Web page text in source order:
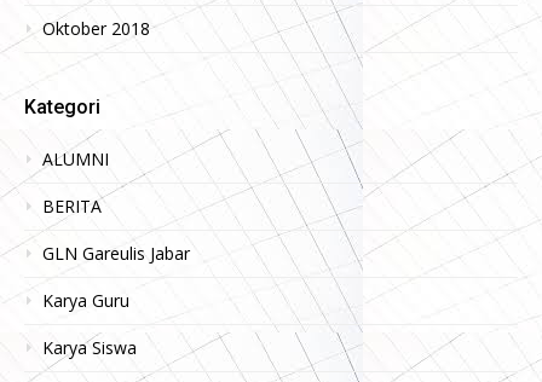
Oktober 2018
Kategori
ALUMNI
BERITA
GLN Gareulis Jabar
Karya Guru
Karya Siswa